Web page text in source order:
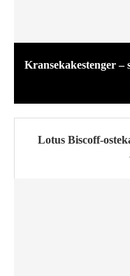
Kransekakestenger –
Lotus Biscoff-